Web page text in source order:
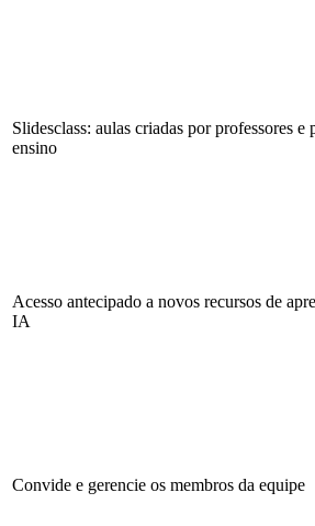
Slidesclass: aulas criadas por professores e
ensino
Acesso antecipado a novos recursos de
IA
Convide e gerencie os membros da equipe